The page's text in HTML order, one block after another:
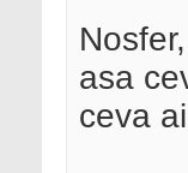
asa
ceva